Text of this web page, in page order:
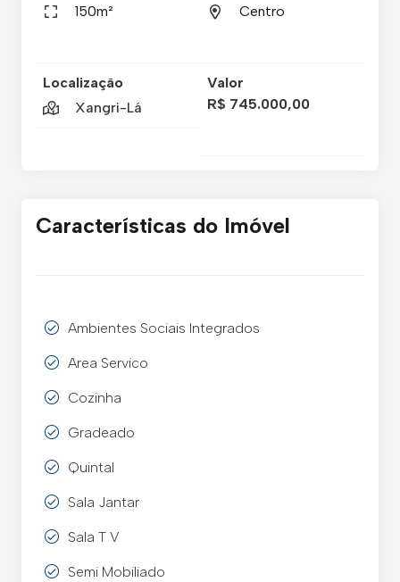
150m²
Centro
Localização
Xangri-Lá
Valor
R$ 745.000,00
Características do Imóvel
Ambientes Sociais Integrados
Area Servico
Cozinha
Gradeado
Quintal
Sala Jantar
Sala T V
Semi Mobiliado